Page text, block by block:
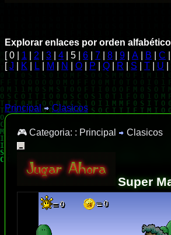
Explorar enlaces por orden alfabético
[ 0 | 1 2 3 4 | 5 | 6 7 8 9 A B C
[J K L M N O P Q R S T U
Principal Clasicos
🎮 Categoria: : Principal Clasicos
Super